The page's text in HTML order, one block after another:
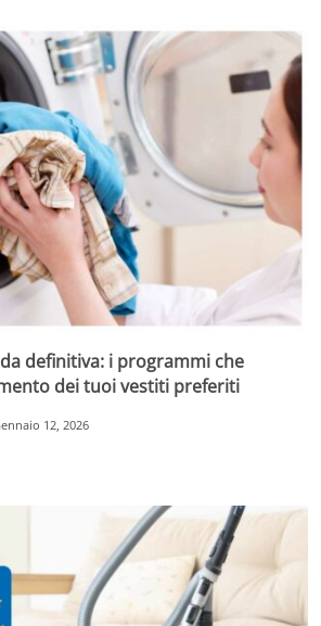
definitiva: i programmi che
dei tuoi vestiti preferiti
12, 2026